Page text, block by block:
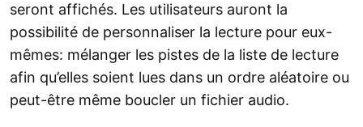
seront affichés. Les utilisateurs auront la
possibilité de personnaliser la lecture pour eux-
mêmes: mélanger les pistes de la liste de lecture
afin qu’elles soient lues dans un ordre aléatoire ou
peut-être même boucler un fichier audio.